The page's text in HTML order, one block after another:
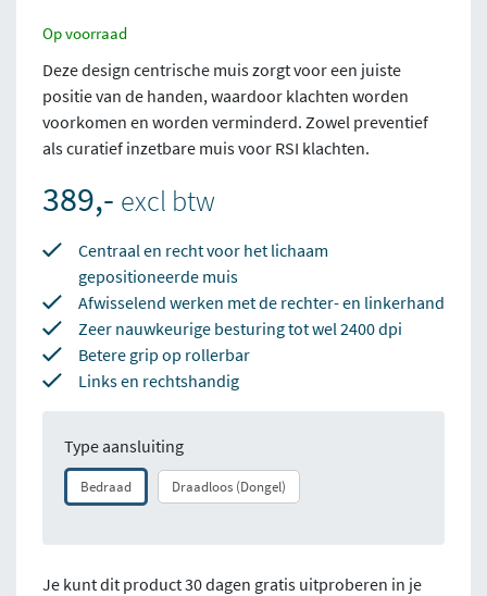
Op voorraad
Deze design centrische muis zorgt voor een juiste
positie van de handen, waardoor klachten worden
voorkomen en worden verminderd. Zowel preventief
als curatief inzetbare muis voor RSI klachten.
389,- excl btw
Centraal en recht voor het lichaam
gepositioneerde muis
Afwisselend werken met de rechter- en linkerhand
Zeer nauwkeurige besturing tot wel 2400 dpi
Betere grip op rollerbar
Links en rechtshandig
Type aansluiting
Bedraad Draadloos (Dongel)
Je kunt dit product 30 dagen gratis uitproberen in je